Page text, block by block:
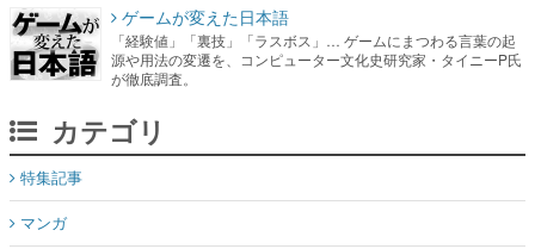
ゲームが変えた日本語
「経験値」「裏技」「ラスボス」… ゲームにまつわる言葉の起
源や用法の変遷を、コンピューター文化史研究家・タイニーP氏
が徹底調査。
カテゴリ
特集記事
マンガ